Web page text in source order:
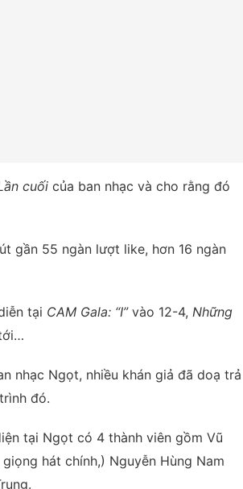
cuối của ban nhạc và cho rằng đó
gần 55 ngàn lượt like, hơn 16 ngàn
tại CAM Gala: “I” vào 12-4, Những
nhạc Ngọt, nhiều khán giả đã doạ trả
đó.
tại Ngọt có 4 thành viên gồm Vũ
hát chính,) Nguyễn Hùng Nam